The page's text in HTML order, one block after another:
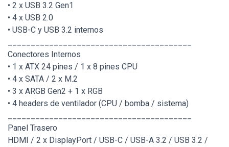
• 2 x USB 3.2 Gen1
• 4 x USB 2.0
• USB-C y USB 3.2 internos
Conectores Internos
• 1 x ATX 24 pines / 1 x 8 pines CPU
• 4 x SATA / 2 x M.2
• 3 x ARGB Gen2 + 1 x RGB
• 4 headers de ventilador (CPU / bomba / sistema)
Panel Trasero
HDMI / 2 x DisplayPort / USB-C / USB-A 3.2 / USB 3.2 /